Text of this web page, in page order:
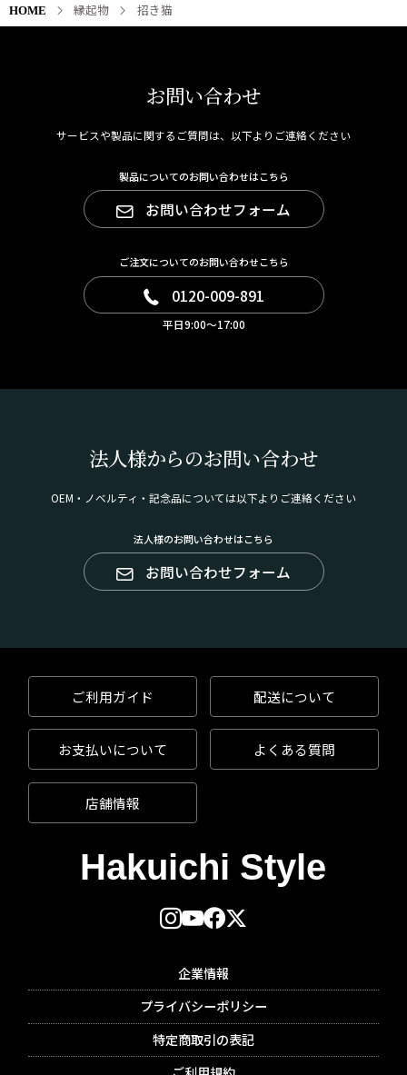
HOME 縁起物 招き猫
お問い合わせ
サービスや製品に関するご質問は、以下よりご連絡ください
製品についてのお問い合わせはこちら
お問い合わせフォーム
ご注文についてのお問い合わせこちら
0120-009-891
平日9:00～17:00
法人様からのお問い合わせ
OEM・ノベルティ・記念品については以下よりご連絡ください
法人様のお問い合わせはこちら
お問い合わせフォーム
ご利用ガイド 配送について
お支払いについて よくある質問
店舗情報
企業情報
プライバシーポリシー
特定商取引の表記